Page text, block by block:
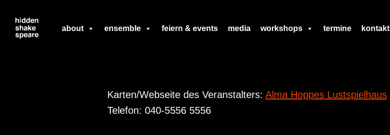
Zum
about ensemble feiern & events media workshops termine kontakt
Karten/Webseite des Veranstalters: Alma Hoppes Lustspielhaus
Telefon: 040-5556 5556